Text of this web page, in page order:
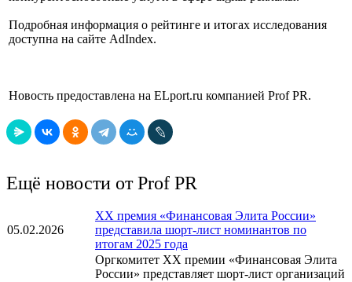
Подробная информация о рейтинге и итогах исследования
доступна на сайте AdIndex.
Новость предоставлена на ELport.ru компанией Prof PR.
Ещё новости от Prof PR
05.02.2026
XX премия «Финансовая Элита России»
представила шорт-лист номинантов по
итогам 2025 года
Оргкомитет XX премии «Финансовая Элита
России» представляет шорт-лист организаций